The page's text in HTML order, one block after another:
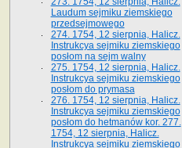
Laudum sejmiku ziemskiego
przedsejmowego
274. 1754, 12 sierpnia, Halicz.
Instrukcya sejmiku ziemskiego
posłom na sejm walny
275. 1754, 12 sierpnia, Halicz.
Instrukcya sejmiku ziemskiego
posłom do prymasa
276. 1754, 12 sierpnia, Halicz.
Instrukcya sejmiku ziemskiego
posłom do hetmanów kor. 277.
1754, 12 sierpnia, Halicz.
Instrukcya sejmiku ziemskiego